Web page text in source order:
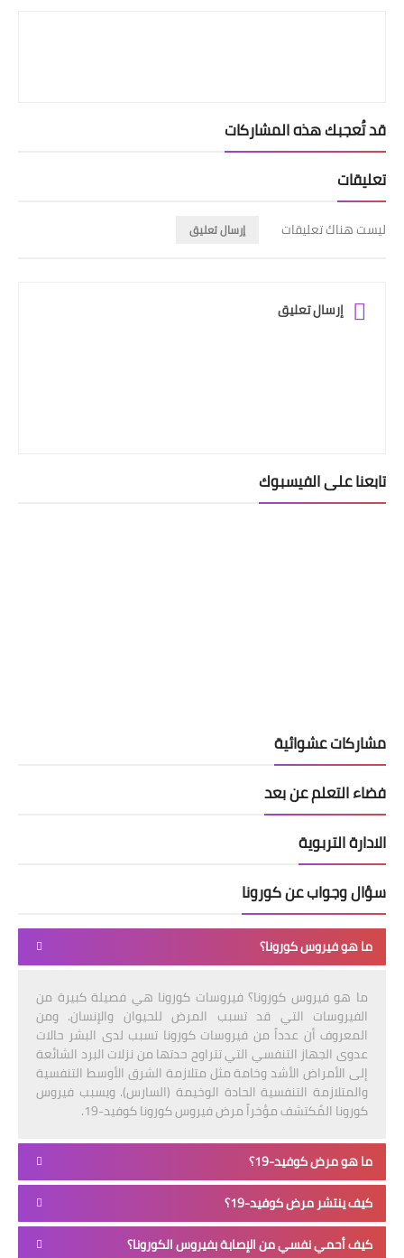
قد تُعجبك هذه المشاركات
تعليقات
ليست هناك تعليقات إرسال تعليق
إرسال تعليق
تابعنا على الفيسبوك
مشاركات عشوائية
فضاء التعلم عن بعد
الادارة التربوية
سؤال وجواب عن كورونا
ما هو فيروس كورونا؟
ما هو فيروس كورونا؟ فيروسات كورونا هي فصيلة كبيرة من
الفيروسات التي قد تسبب المرض للحيوان والإنسان. ومن
المعروف أن عدداً من فيروسات كورونا تسبب لدى البشر حالات
عدوى الجهاز التنفسي التي تتراوح حدتها من نزلات البرد الشائعة
إلى الأمراض الأشد وخامة مثل متلازمة الشرق الأوسط التنفسية
والمتلازمة التنفسية الحادة الوخيمة (السارس). ويسبب فيروس
كورونا المُكتشف مؤخراً مرض فيروس كورونا كوفيد-19.
ما هو مرض كوفيد-19؟
كيف ينتشر مرض كوفيد-19؟
كيف أحمي نفسي من الإصابة بفيروس الكورونا؟